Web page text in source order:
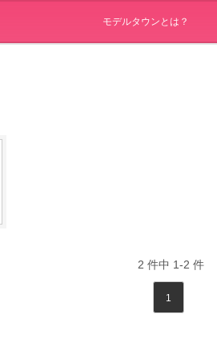
モデルタウンとは？
2 件中 1-2 件
1